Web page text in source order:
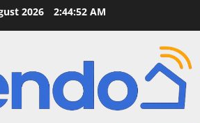
2026 2:44:53 AM